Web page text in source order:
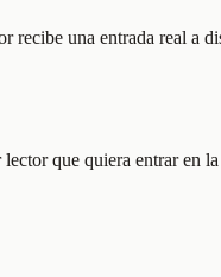
una entrada real a
que quiera entrar en